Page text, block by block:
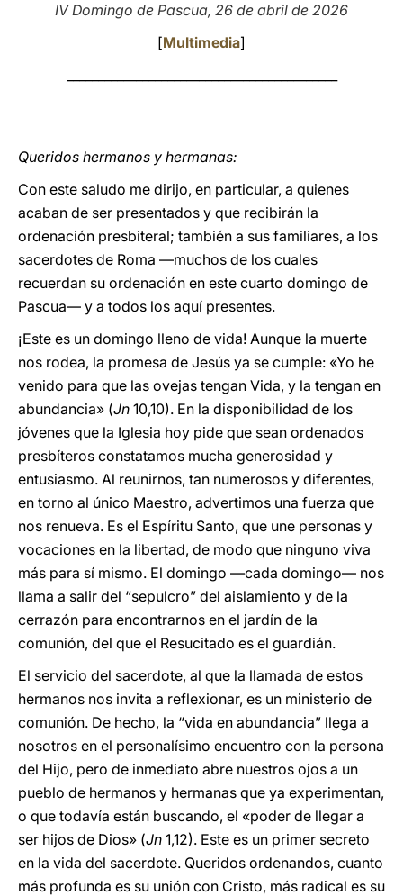
IV Domingo de Pascua, 26 de abril de 2026
[Multimedia]
Queridos hermanos y hermanas:
Con este saludo me dirijo, en particular, a quienes
acaban de ser presentados y que recibirán la
ordenación presbiteral; también a sus familiares, a los
sacerdotes de Roma —muchos de los cuales
recuerdan su ordenación en este cuarto domingo de
Pascua— y a todos los aquí presentes.
¡Este es un domingo lleno de vida! Aunque la muerte
nos rodea, la promesa de Jesús ya se cumple: «Yo he
venido para que las ovejas tengan Vida, y la tengan en
abundancia» (Jn 10,10). En la disponibilidad de los
jóvenes que la Iglesia hoy pide que sean ordenados
presbíteros constatamos mucha generosidad y
entusiasmo. Al reunirnos, tan numerosos y diferentes,
en torno al único Maestro, advertimos una fuerza que
nos renueva. Es el Espíritu Santo, que une personas y
vocaciones en la libertad, de modo que ninguno viva
más para sí mismo. El domingo —cada domingo— nos
llama a salir del “sepulcro” del aislamiento y de la
cerrazón para encontrarnos en el jardín de la
comunión, del que el Resucitado es el guardián.
El servicio del sacerdote, al que la llamada de estos
hermanos nos invita a reflexionar, es un ministerio de
comunión. De hecho, la “vida en abundancia” llega a
nosotros en el personalísimo encuentro con la persona
del Hijo, pero de inmediato abre nuestros ojos a un
pueblo de hermanos y hermanas que ya experimentan,
o que todavía están buscando, el «poder de llegar a
ser hijos de Dios» (Jn 1,12). Este es un primer secreto
en la vida del sacerdote. Queridos ordenandos, cuanto
más profunda es su unión con Cristo, más radical es su